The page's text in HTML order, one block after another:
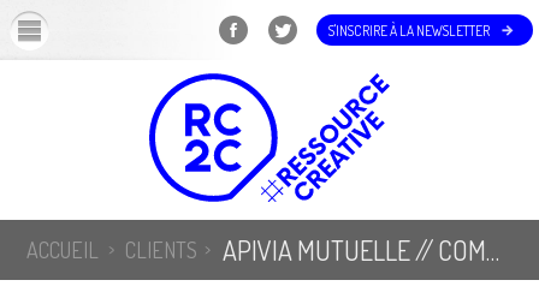
S'INSCRIRE À LA NEWSLETTER
ACCUEIL CLIENTS APIVIA MUTUELLE // COMMUNIQUER SUR LA FUSION